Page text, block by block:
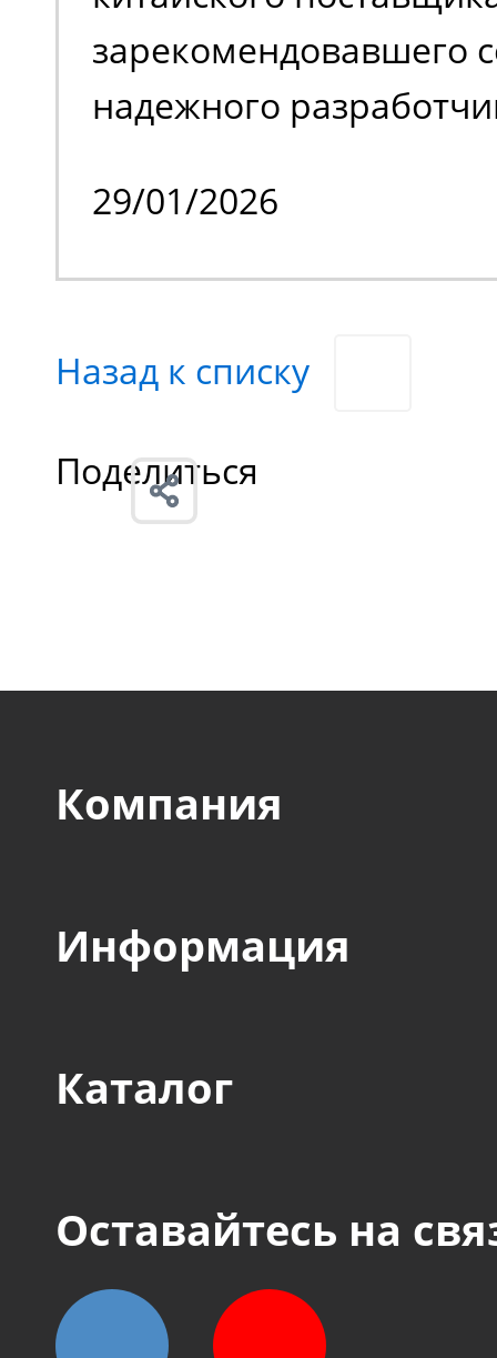
зарекомендовавшего
надежного
владельцем стало
производственное
химической
отечественные и
29/01/2026
Назад к списку
Поделиться
Компания
Информация
Каталог
Оставайтесь на